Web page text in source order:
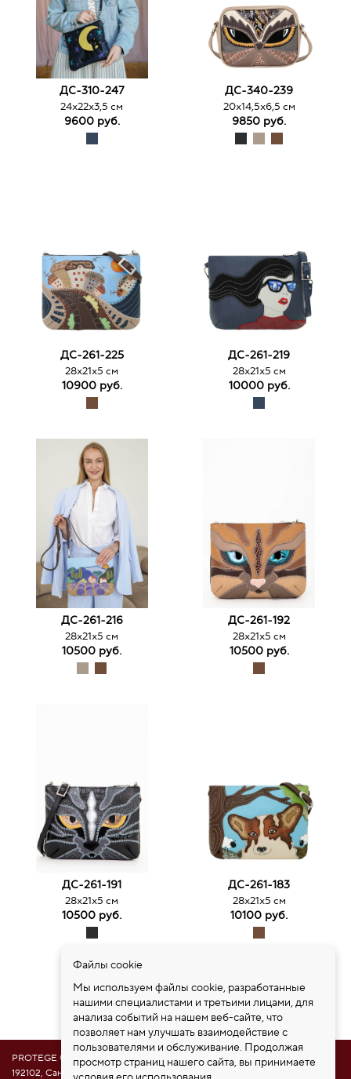
ДС-310-247
24х22х3,5 см
9600 руб.
ДС-340-239
20х14,5х6,5 см
9850 руб.
ДС-261-225
28х21х5 см
10900 руб.
ДС-261-219
28х21х5 см
10000 руб.
ДС-261-216
28х21х5 см
10500 руб.
ДС-261-192
28х21х5 см
10500 руб.
ДС-261-191
28х21х5 см
10500 руб.
ДС-261-183
28х21х5 см
10100 руб.
Всего товаров: 53
PROTEGE ®
192102, Санкт-Петербург, ул. Самойловой 5, ПСК "Нобелевская дорога"
Файлы cookie
Мы используем файлы cookie, разработанные
нашими специалистами и третьими лицами, для
анализа событий на нашем веб-сайте, что
позволяет нам улучшать взаимодействие с
пользователями и обслуживание. Продолжая
просмотр страниц нашего сайта, вы принимаете